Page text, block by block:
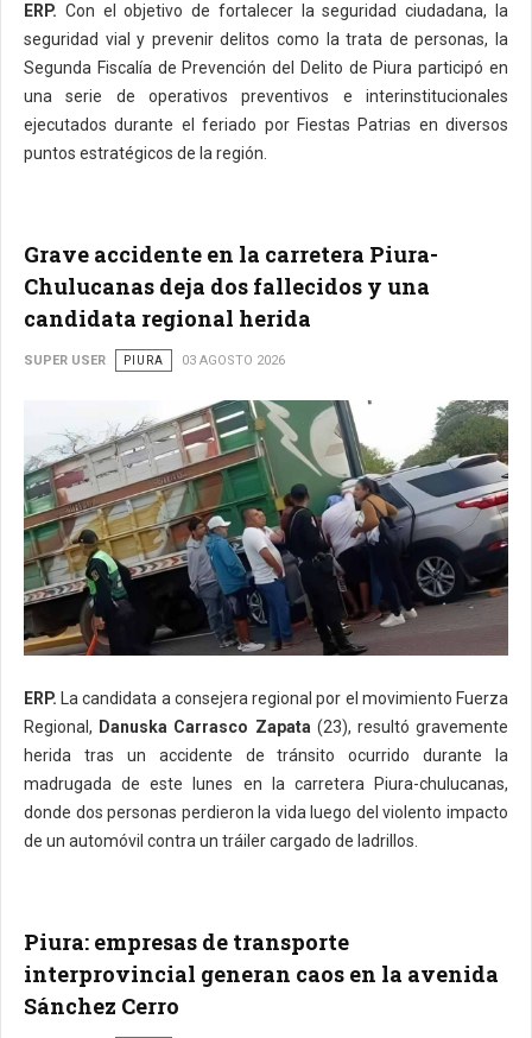
ERP. Con el objetivo de fortalecer la seguridad ciudadana, la
seguridad vial y prevenir delitos como la trata de personas, la
Segunda Fiscalía de Prevención del Delito de Piura participó en
una serie de operativos preventivos e interinstitucionales
ejecutados durante el feriado por Fiestas Patrias en diversos
puntos estratégicos de la región.
Grave accidente en la carretera Piura-
Chulucanas deja dos fallecidos y una
candidata regional herida
SUPER USER PIURA 03 AGOSTO 2026
ERP. La candidata a consejera regional por el movimiento Fuerza
Regional, Danuska Carrasco Zapata (23), resultó gravemente
herida tras un accidente de tránsito ocurrido durante la
madrugada de este lunes en la carretera Piura-chulucanas,
donde dos personas perdieron la vida luego del violento impacto
de un automóvil contra un tráiler cargado de ladrillos.
Piura: empresas de transporte
interprovincial generan caos en la avenida
Sánchez Cerro